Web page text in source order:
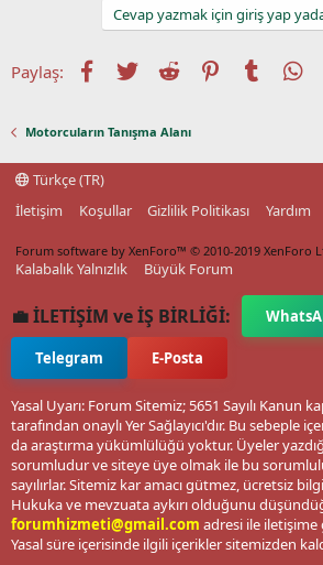
Cevap yazmak için giriş yap
Paylaş: Facebook
TwitterReddit PinterestTumblr
Motorcuların Tanışma Alanı
Türkçe (TR)
İletişim
Koşullar Gizlilik Politikası Yardım
Forum software by XenForo™ © 2010-2019 XenForo
Kalabalık Yalnızlık Büyük Forum
💼 İLETİŞİM ve İŞ BİRLİĞİ:
Telegram E-Posta
Yasal Uyarı: Forum Sitemiz; 5651 Sayılı Kanun
tarafından onaylı Yer Sağlayıcı'dır. Bu sebeple
da araştırma yükümlülüğü yoktur. Üyeler
sorumludur ve siteye üye olmak ile bu
sayılırlar. Sitemiz kar amacı gütmez, ücretsiz
Hukuka ve mevzuata aykırı olduğunu
forumhizmeti@gmail.com adresi ile
Yasal süre içerisinde ilgili içerikler sitemizden